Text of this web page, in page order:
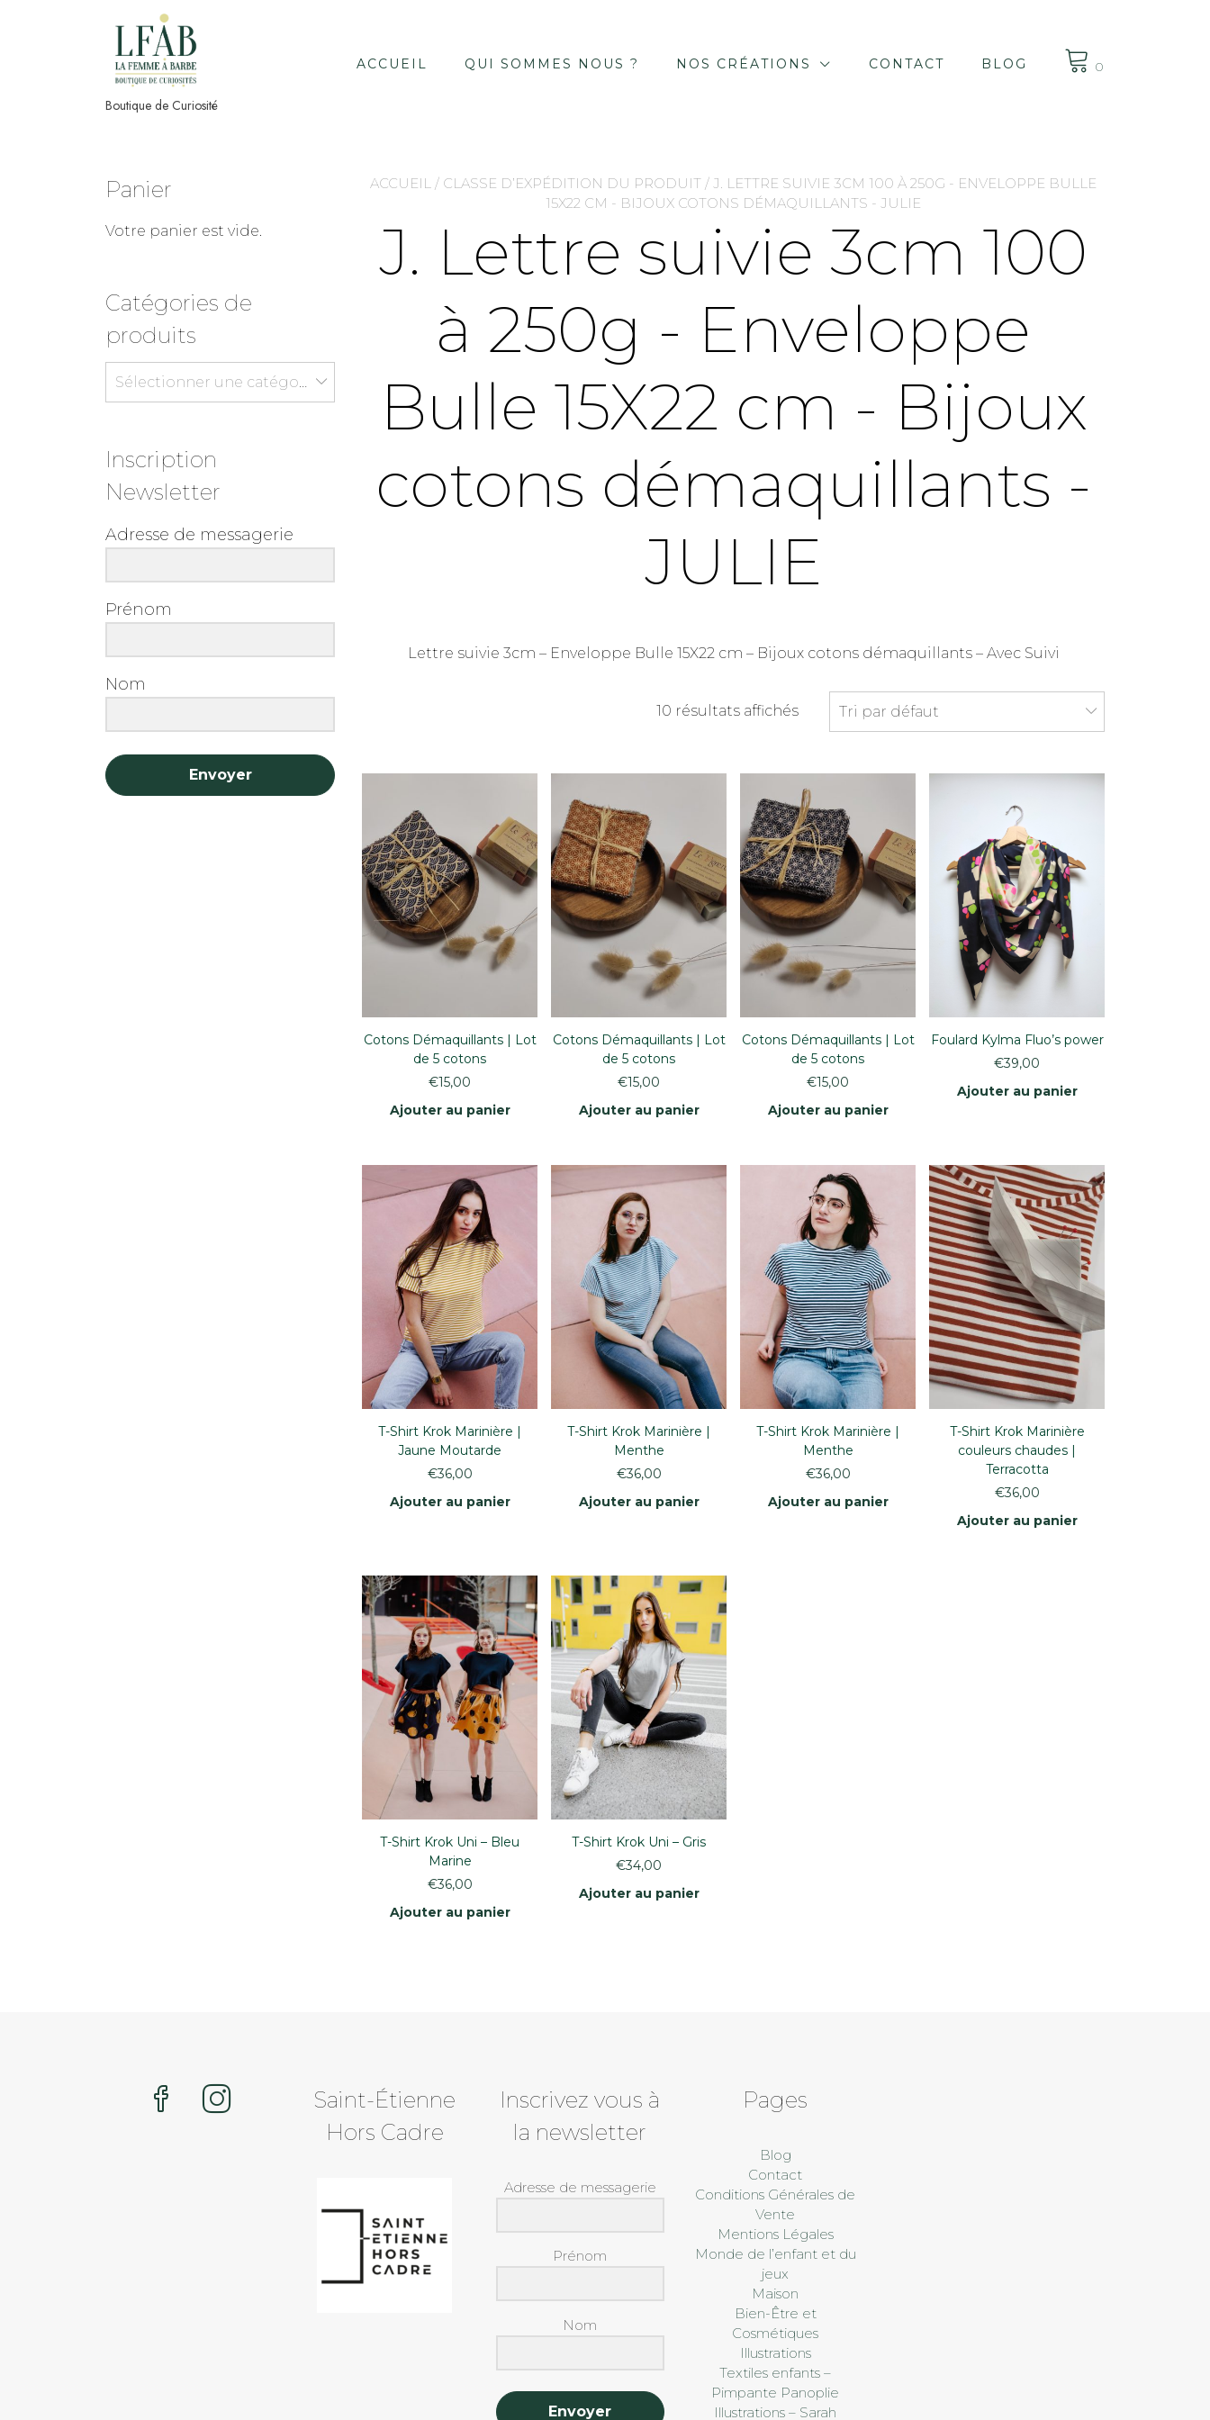
Boutique de Curiosité
ACCUEIL QUI SOMMES NOUS ? NOS CRÉATIONS CONTACT BLOG 0
ACCUEIL / CLASSE D’EXPÉDITION DU PRODUIT / J. LETTRE SUIVIE 3CM 100 À 250G - ENVELOPPE BULLE
15X22 CM - BIJOUX COTONS DÉMAQUILLANTS - JULIE
J. Lettre suivie 3cm 100
à 250g - Enveloppe
Bulle 15X22 cm - Bijoux
cotons démaquillants -
JULIE
Lettre suivie 3cm – Enveloppe Bulle 15X22 cm – Bijoux cotons démaquillants – Avec Suivi
10 résultats affichés Tri par défaut
Cotons Démaquillants | Lot
de 5 cotons
€15,00
Ajouter au panier
Cotons Démaquillants | Lot
de 5 cotons
€15,00
Ajouter au panier
Cotons Démaquillants | Lot
de 5 cotons
€15,00
Ajouter au panier
Foulard Kylma Fluo’s power
€39,00
Ajouter au panier
T-Shirt Krok Marinière |
Jaune Moutarde
€36,00
Ajouter au panier
T-Shirt Krok Marinière |
Menthe
€36,00
Ajouter au panier
T-Shirt Krok Marinière |
Menthe
€36,00
Ajouter au panier
T-Shirt Krok Marinière
couleurs chaudes |
Terracotta
€36,00
Ajouter au panier
T-Shirt Krok Uni – Bleu
Marine
€36,00
Ajouter au panier
T-Shirt Krok Uni – Gris
€34,00
Ajouter au panier
Panier
Votre panier est vide.
Catégories de
produits
Sélectionner une catégorie
Inscription
Newsletter
Adresse de messagerie
Prénom
Nom
Envoyer
Saint-Étienne
Hors Cadre
Inscrivez vous à
la newsletter
Adresse de messagerie
Prénom
Nom
Envoyer
Pages
Blog
Contact
Conditions Générales de
Vente
Mentions Légales
Monde de l’enfant et du
jeux
Maison
Bien-Être et
Cosmétiques
Illustrations
Textiles enfants –
Pimpante Panoplie
Illustrations – Sarah